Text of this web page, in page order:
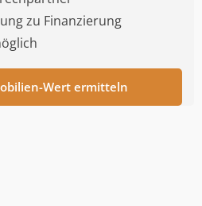
zu Finanzierung
Wert ermitteln